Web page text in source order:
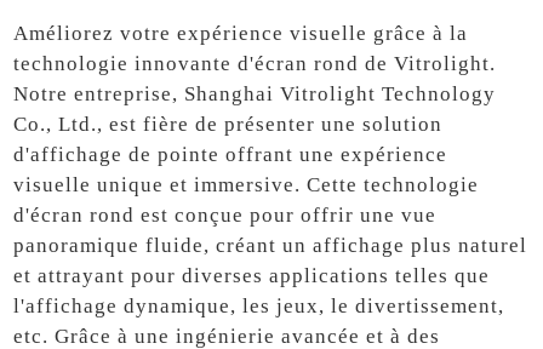
Améliorez votre expérience visuelle grâce à la
technologie innovante d'écran rond de Vitrolight.
Notre entreprise, Shanghai Vitrolight Technology
Co., Ltd., est fière de présenter une solution
d'affichage de pointe offrant une expérience
visuelle unique et immersive. Cette technologie
d'écran rond est conçue pour offrir une vue
panoramique fluide, créant un affichage plus naturel
et attrayant pour diverses applications telles que
l'affichage dynamique, les jeux, le divertissement,
etc. Grâce à une ingénierie avancée et à des